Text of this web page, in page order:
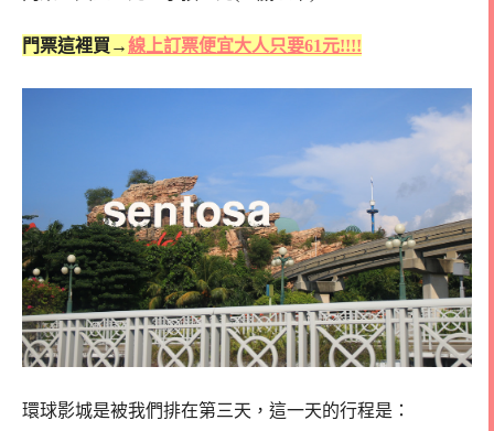
門票這裡買→線上訂票便宜大人只要61元!!!!
環球影城是被我們排在第三天，這一天的行程是：